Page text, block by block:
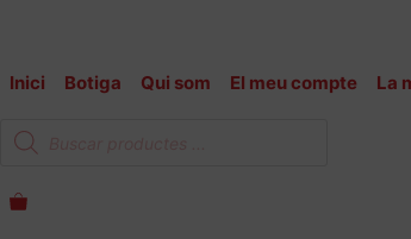
Inici Botiga Qui som El meu compte La
Products
search